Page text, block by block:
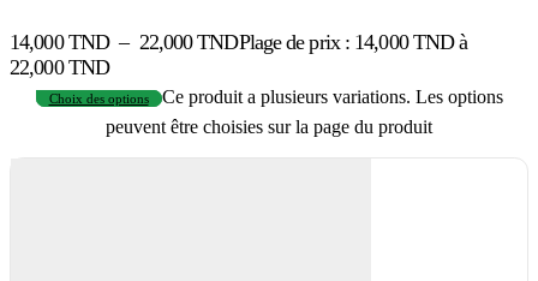
14,000TND – 22,000TNDPlage de prix : 14,000 TND à
22,000 TND
Choix des options
Ce produit a plusieurs variations. Les options
peuvent être choisies sur la page du produit